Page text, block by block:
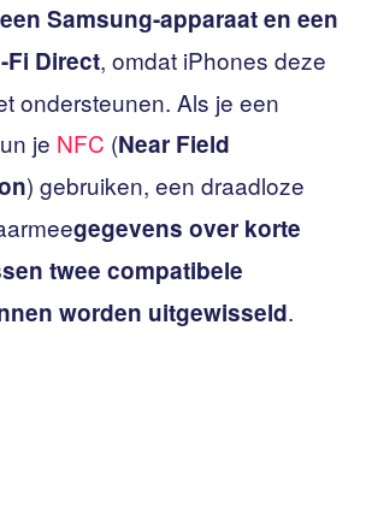
Samsung-apparaat en een
Fi Direct, omdat iPhones deze
ondersteunen. Als je een
je NFC (Near Field
) gebruiken, een draadloze
gegevens over korte
twee compatibele
worden uitgewisseld.